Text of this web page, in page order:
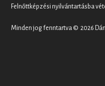
Felnőttképzési nyilvántartásba
Minden jog fenntartva © 2026